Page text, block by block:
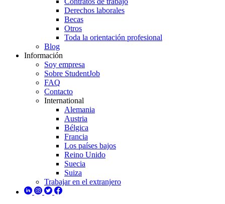
Derechos laborales
Becas
Otros
Toda la orientación profesional
Blog
Información
Soy empresa
Sobre StudentJob
FAQ
Contacto
International
Alemania
Austria
Bélgica
Francia
Los países bajos
Reino Unido
Suecia
Suiza
Trabajar en el extranjero